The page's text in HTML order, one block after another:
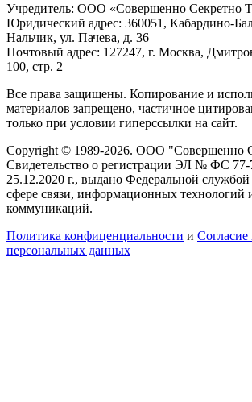
Учредитель: ООО «Совершенно Секретно
Юридический адрес: 360051, Кабардино-
Нальчик, ул. Пачева, д. 36
Почтовый адрес: 127247, г. Москва,
100, стр. 2
Все права защищены. Копирование и
материалов запрещено, частичное
только при условии гиперссылки на сайт.
Copyright © 1989-2026. ООО "Совершенно
Свидетельство о регистрации ЭЛ № ФС 77-
25.12.2020 г., выдано Федеральной службой
сфере связи, информационных технологий
коммуникаций.
Политика конфиценциальности и Согласие
персональных данных